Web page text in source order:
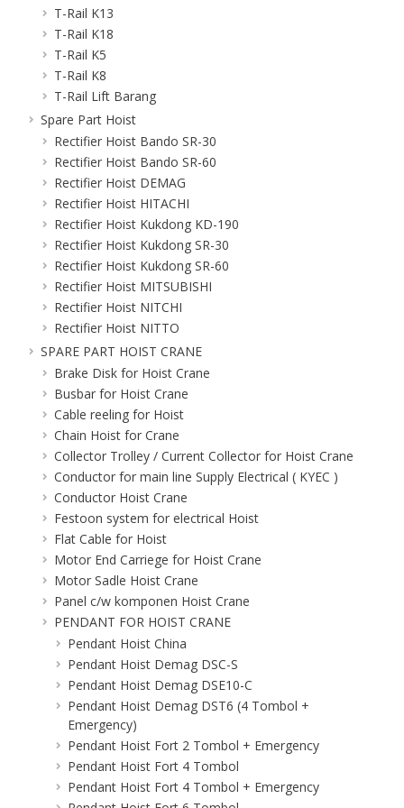
T-Rail K13
T-Rail K18
T-Rail K5
T-Rail K8
T-Rail Lift Barang
Spare Part Hoist
Rectifier Hoist Bando SR-30
Rectifier Hoist Bando SR-60
Rectifier Hoist DEMAG
Rectifier Hoist HITACHI
Rectifier Hoist Kukdong KD-190
Rectifier Hoist Kukdong SR-30
Rectifier Hoist Kukdong SR-60
Rectifier Hoist MITSUBISHI
Rectifier Hoist NITCHI
Rectifier Hoist NITTO
SPARE PART HOIST CRANE
Brake Disk for Hoist Crane
Busbar for Hoist Crane
Cable reeling for Hoist
Chain Hoist for Crane
Collector Trolley / Current Collector for Hoist Crane
Conductor for main line Supply Electrical ( KYEC )
Conductor Hoist Crane
Festoon system for electrical Hoist
Flat Cable for Hoist
Motor End Carriege for Hoist Crane
Motor Sadle Hoist Crane
Panel c/w komponen Hoist Crane
PENDANT FOR HOIST CRANE
Pendant Hoist China
Pendant Hoist Demag DSC-S
Pendant Hoist Demag DSE10-C
Pendant Hoist Demag DST6 (4 Tombol +
Emergency)
Pendant Hoist Fort 2 Tombol + Emergency
Pendant Hoist Fort 4 Tombol
Pendant Hoist Fort 4 Tombol + Emergency